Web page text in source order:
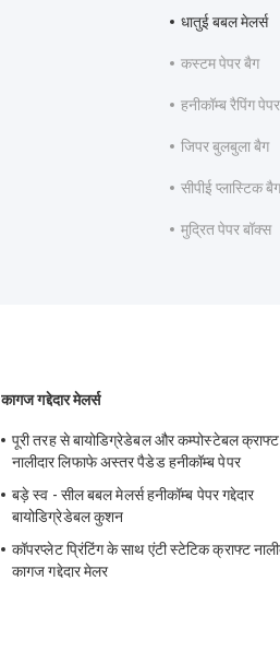
धातुई बबल मेलर्स
कस्टम पेपर बैग
हनीकॉम्ब रैपिंग पेपर
जिपर बुलबुला बैग
सीपीई प्लास्टिक बैग
मुद्रित पेपर बॉक्स
कागज गद्देदार मेलर्स
पूरी तरह से बायोडिग्रेडेबल और कम्पोस्टेबल क्राफ्ट
नालीदार लिफाफे अस्तर पैडेड हनीकॉम्ब पेपर
बड़े स्व - सील बबल मेलर्स हनीकॉम्ब पेपर गद्देदार
बायोडिग्रेडेबल कुशन
कॉपरप्लेट प्रिंटिंग के साथ एंटी स्टेटिक क्राफ्ट
कागज गद्देदार मेलर